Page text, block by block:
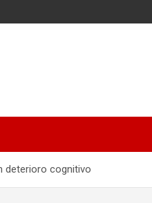
deterioro cognitivo